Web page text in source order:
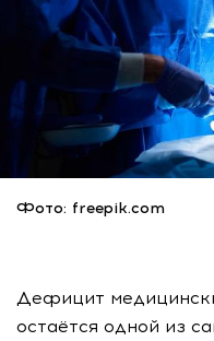
Фото: freepik.com
Дефицит
остаётся одной из